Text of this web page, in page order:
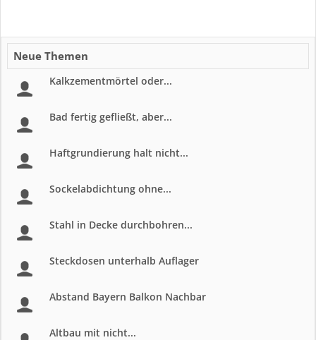
Neue Themen
Kalkzementmörtel oder...
Bad fertig gefließt, aber...
Haftgrundierung halt nicht...
Sockelabdichtung ohne...
Stahl in Decke durchbohren...
Steckdosen unterhalb Auflager
Abstand Bayern Balkon Nachbar
Altbau mit nicht...